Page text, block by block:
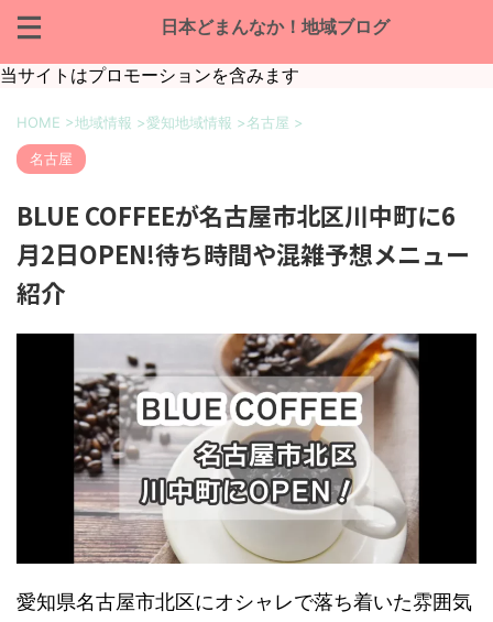
日本どまんなか！地域ブログ
当サイトはプロモーションを含みます
HOME >地域情報 >愛知地域情報 >名古屋 >
名古屋
BLUE COFFEEが名古屋市北区川中町に6
月2日OPEN!待ち時間や混雑予想メニュー
紹介
愛知県名古屋市北区にオシャレで落ち着いた雰囲気